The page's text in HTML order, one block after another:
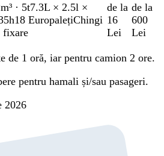
· 5t7.3L × 2.5l ×
18 EuropalețiChingi
fixare
de la
16
Lei
de la
600
Lei
de 1 oră, iar pentru camion 2 ore.
pentru hamali și/sau pasageri.
2026